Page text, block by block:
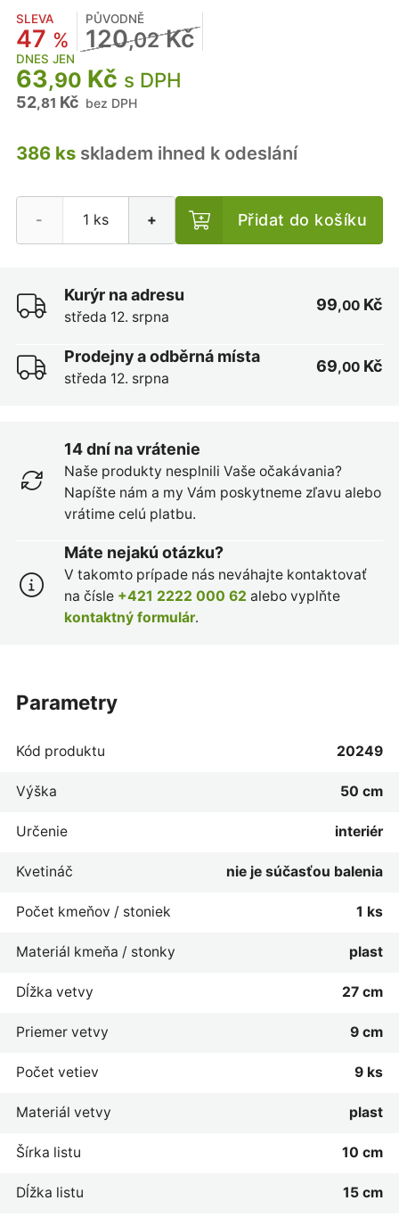
SLEVA
47 %
PŮVODNĚ
120,02Kč
DNES JEN
63,90 Kč s DPH
52,81 Kč bez DPH
386 ksskladem ihned k odeslání
- + Přidat do košíku
Kurýr na adresu
středa 12. srpna
99,00 Kč
Prodejny a odběrná místa
středa 12. srpna
69,00 Kč
14 dní na vrátenie
Naše produkty nesplnili Vaše očakávania?
Napíšte nám a my Vám poskytneme zľavu alebo
vrátime celú platbu.
Máte nejakú otázku?
V takomto prípade nás neváhajte kontaktovať
na čísle +421 2222 000 62 alebo vyplňte
kontaktný formulár.
parametry
Kód produktu 20249
Výška 50 cm
Určenie interiér
Kvetináč nie je súčasťou balenia
Počet kmeňov / stoniek 1 ks
Materiál kmeňa / stonky plast
Dĺžka vetvy 27 cm
Priemer vetvy 9 cm
Počet vetiev 9 ks
Materiál vetvy plast
Šírka listu 10 cm
Dĺžka listu 15 cm